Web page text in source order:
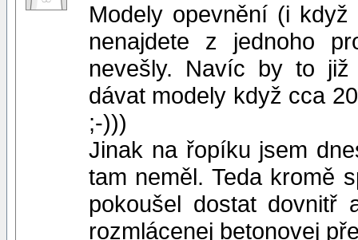
Modely opevnění (i
nenajdete z jednoho
nevešly. Navíc by to již
dávat modely když cca
;-)))
Jinak na řopíku jsem
tam neměl. Teda kromě
pokoušel dostat dovnitř
rozmlácenej betonovej